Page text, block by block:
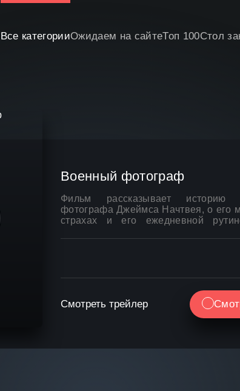
Все категорииОжидаем на сайтеТоп 100Стол
Военный фотограф
Фильм рассказывает историю
фотографа Джеймса Начтвея, о его
страхах и его ежедневной
Нахтвей. Нахтвей является не
героем, но и оператором
Смотреть трейлер